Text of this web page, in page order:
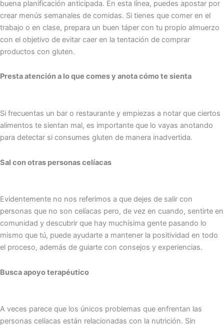
buena planificación anticipada. En esta línea, puedes apostar por
crear menús semanales de comidas. Si tienes que comer en el
trabajo o en clase, prepara un buen táper con tu propio almuerzo
con el objetivo de evitar caer en la tentación de comprar
productos con gluten.
Presta atención a lo que comes y anota cómo te sienta
Si frecuentas un bar o restaurante y empiezas a notar que ciertos
alimentos te sientan mal, es importante que lo vayas anotando
para detectar si consumes gluten de manera inadvertida.
Sal con otras personas celíacas
Evidentemente no nos referimos a que dejes de salir con
personas que no son celíacas pero, de vez en cuando, sentirte en
comunidad y descubrir que hay muchísima gente pasando lo
mismo que tú, puede ayudarte a mantener la positividad en todo
el proceso, además de guiarte con consejos y experiencias.
Busca apoyo terapéutico
A veces parece que los únicos problemas que enfrentan las
personas celíacas están relacionadas con la nutrición. Sin